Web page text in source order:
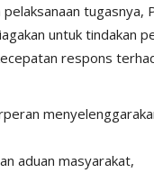
untuk tindakan
respons
aduan masyarakat,